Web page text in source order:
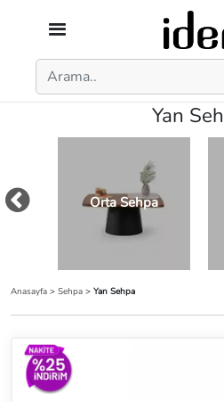
Yan
Orta Sehpa
Anasayfa > Sehpa > Yan Sehpa